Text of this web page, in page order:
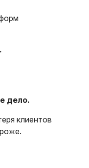
дело.
клиентов